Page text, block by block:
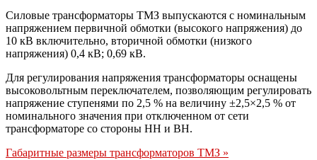
Силовые трансформаторы ТМЗ выпускаются с номинальным
напряжением первичной обмотки (высокого напряжения) до
10 кВ включительно, вторичной обмотки (низкого
напряжения) 0,4 кВ; 0,69 кВ.
Для регулирования напряжения трансформаторы оснащены
высоковольтным переключателем, позволяющим регулировать
напряжение ступенями по 2,5 % на величину ±2,5×2,5 % от
номинального значения при отключенном от сети
трансформаторе со стороны НН и ВН.
Габаритные размеры трансформаторов ТМЗ »